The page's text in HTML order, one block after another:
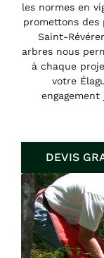
les normes en
promettons
Saint-
arbres nous
à chaque
votre
DEVIS